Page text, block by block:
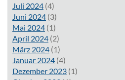
Juli 2024 (4)
Juni 2024 (3)
Mai 2024 (1)
April 2024 (2)
März 2024 (1)
Januar 2024 (4)
Dezember 2023 (1)